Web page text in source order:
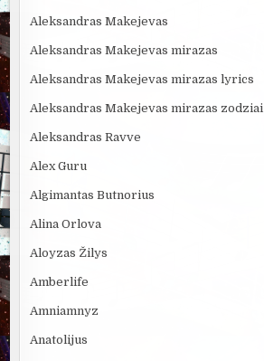
Aleksandras Makejevas
Aleksandras Makejevas mirazas
Aleksandras Makejevas mirazas lyrics
Aleksandras Makejevas mirazas zodziai
Aleksandras Ravve
Alex Guru
Algimantas Butnorius
Alina Orlova
Aloyzas Žilys
Amberlife
Amniamnyz
Anatolijus